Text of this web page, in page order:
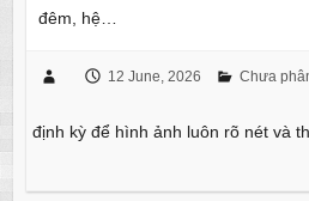
đêm, hệ…
12 June, 2026 Chưa
định kỳ để hình ảnh luôn rõ nét và